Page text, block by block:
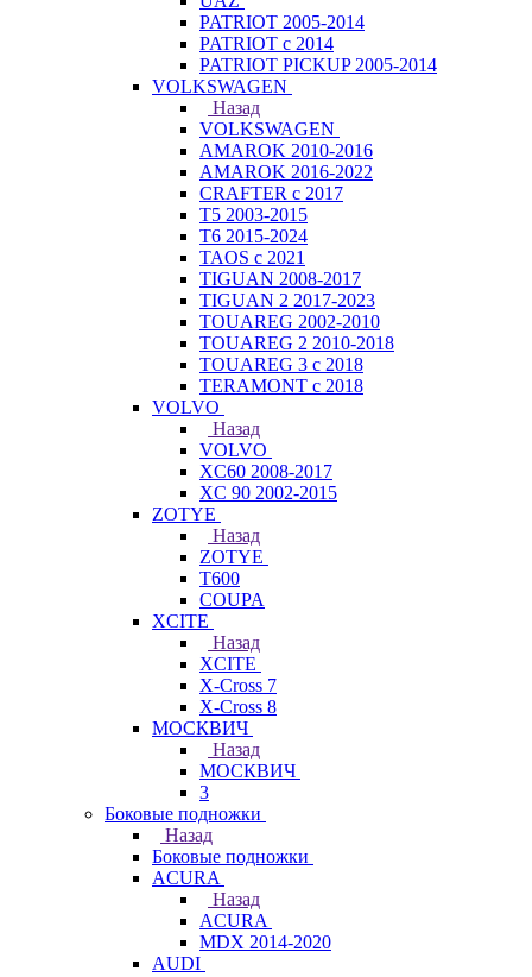
PATRIOT 2005-2014
PATRIOT с 2014
PATRIOT PICKUP 2005-2014
VOLKSWAGEN
Назад
VOLKSWAGEN
AMAROK 2010-2016
AMAROK 2016-2022
CRAFTER с 2017
T5 2003-2015
T6 2015-2024
TAOS с 2021
TIGUAN 2008-2017
TIGUAN 2 2017-2023
TOUAREG 2002-2010
TOUAREG 2 2010-2018
TOUAREG 3 с 2018
TERAMONT с 2018
VOLVO
Назад
VOLVO
XC60 2008-2017
XC 90 2002-2015
ZOTYE
Назад
ZOTYE
T600
COUPA
XCITE
Назад
XCITE
X-Cross 7
X-Cross 8
МОСКВИЧ
Назад
МОСКВИЧ
3
Боковые подножки
Назад
Боковые подножки
ACURA
Назад
ACURA
MDX 2014-2020
AUDI